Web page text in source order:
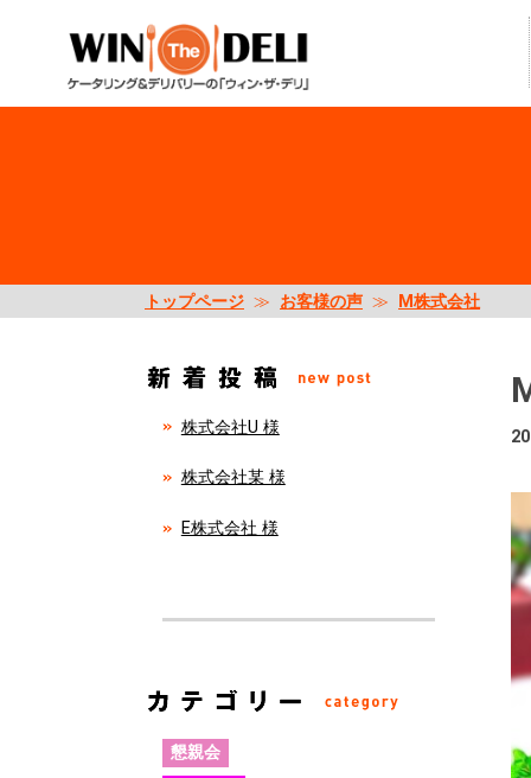
トップページ ≫ お客様の声 ≫ M株式会社
株式会社U 様
株式会社某 様
E株式会社 様
懇親会